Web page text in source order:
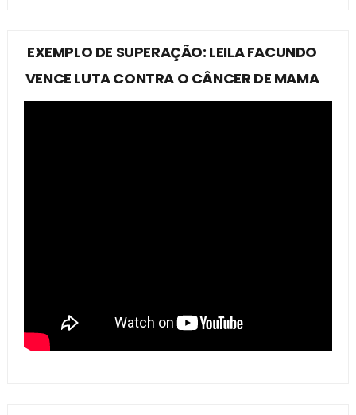
EXEMPLO DE SUPERAÇÃO: LEILA FACUNDO
VENCE LUTA CONTRA O CÂNCER DE MAMA